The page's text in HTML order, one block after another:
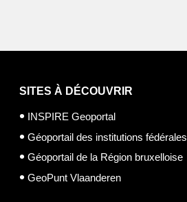
SITES À DÉCOUVRIR
INSPIRE Geoportal
Géoportail des institutions fédérales
Géoportail de la Région bruxelloise
GeoPunt Vlaanderen